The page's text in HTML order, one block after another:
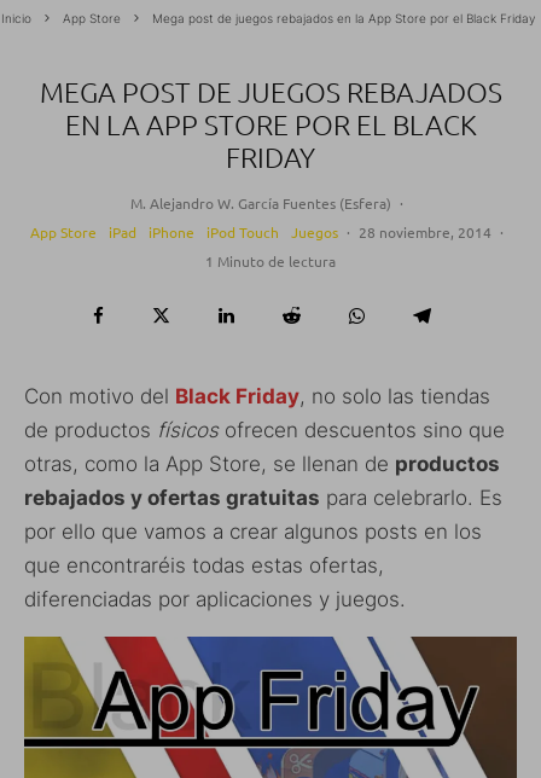
Inicio App Store Mega post de juegos rebajados en la App Store por el Black Friday
MEGA POST DE JUEGOS REBAJADOS
EN LA APP STORE POR EL BLACK
FRIDAY
M. Alejandro W. García Fuentes (Esfera) ·
App Store
iPad iPhone iPod Touch Juegos · 28 noviembre, 2014 ·
1 Minuto de lectura
Con motivo del Black Friday, no solo las tiendas
de productos físicosofrecen descuentos sino que
otras, como la App Store, se llenan de productos
rebajados y ofertas gratuitas para celebrarlo. Es
por ello que vamos a crear algunos posts en los
que encontraréis todas estas ofertas,
diferenciadas por aplicaciones y juegos.